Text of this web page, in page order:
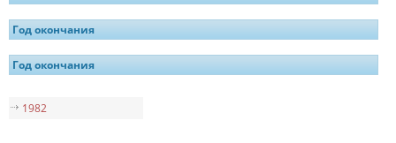
Год окончания
Год окончания
1982